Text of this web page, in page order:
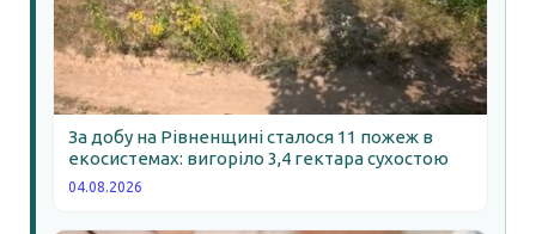
За добу на Рівненщині сталося 11 пожеж в
екосистемах: вигоріло 3,4 гектара сухостою
04.08.2026